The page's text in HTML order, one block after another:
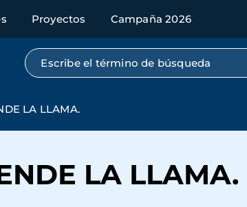
Proyectos Campaña 2026
Búsqueda por texto completo
LA LLAMA.
LA LLAMA.